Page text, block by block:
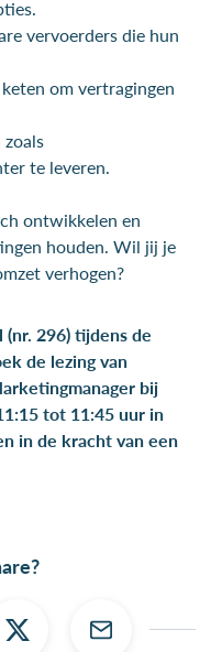
vervoerders die hun
om vertragingen
te leveren.
ontwikkelen en
houden. Wil jij je
verhogen?
(nr. 296) tijdens de
de lezing van
bij
tot 11:45 uur in
in de kracht van een